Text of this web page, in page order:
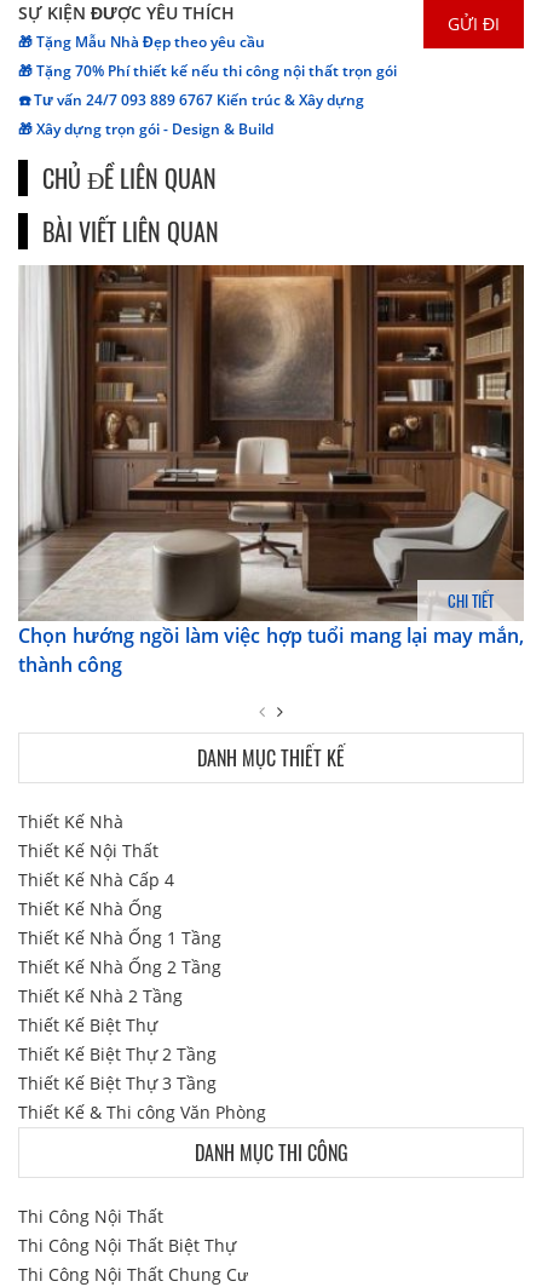
SỰ KIỆN ĐƯỢC YÊU THÍCH
🎁 Tặng Mẫu Nhà Đẹp theo yêu cầu
🎁 Tặng 70% Phí thiết kế nếu thi công nội thất trọn gói
☎️ Tư vấn 24/7 093 889 6767 Kiến trúc & Xây dựng
🎁 Xây dựng trọn gói - Design & Build
CHỦ ĐỀ LIÊN QUAN
BÀI VIẾT LIÊN QUAN
CHI TIẾT
Chọn hướng ngồi làm việc hợp tuổi mang lại may mắn,
thành công
DANH MỤC THIẾT KẾ
Thiết Kế Nhà
Thiết Kế Nội Thất
Thiết Kế Nhà Cấp 4
Thiết Kế Nhà Ống
Thiết Kế Nhà Ống 1 Tầng
Thiết Kế Nhà Ống 2 Tầng
Thiết Kế Nhà 2 Tầng
Thiết Kế Biệt Thự
Thiết Kế Biệt Thự 2 Tầng
Thiết Kế Biệt Thự 3 Tầng
Thiết Kế & Thi công Văn Phòng
DANH MỤC THI CÔNG
Thi Công Nội Thất
Thi Công Nội Thất Biệt Thự
Thi Công Nội Thất Chung Cư